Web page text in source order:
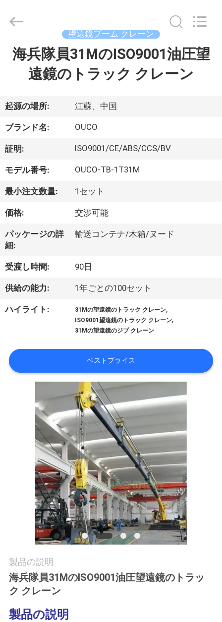
家
製
品
ビ
デ
VR
シ
ョ
ー
た
し
ツ
ア
ー
2020
INTERNATIONAL
GROUP
望遠鏡ブーム クレーン
海兵隊員31MのISO9001油圧望
遠鏡のトラック クレーン
起源の場所: 江蘇、中国
ブランド名: OUCO
証明: ISO9001/CE/ABS/CCS/BV
モデル番号: OUCO-TB-1T31M
最小注文数量: 1セット
価格: 交渉可能
パッケージの詳
細:
輸送コンテナ/木箱/ヌード
受渡し時間: 90日
供給の能力: 1年ごとの100セット
ハイライト: 31Mの望遠鏡のトラック クレーン,
ISO9001望遠鏡のトラック クレーン,
31Mの望遠鏡のジブ クレーン
ベストプライス
製品の説明
海兵隊員31MのISO9001油圧望遠鏡のトラッ
ク クレーン
製品の説明